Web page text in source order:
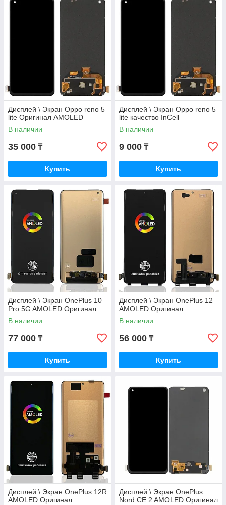
Дисплей \ Экран Oppo reno 5
lite Оригинал AMOLED
В наличии
35 000 ₸
Купить
Дисплей \ Экран Oppo reno 5
lite качество InCell
В наличии
9 000 ₸
Купить
Дисплей \ Экран OnePlus 10
Pro 5G AMOLED Оригинал
В наличии
77 000 ₸
Купить
Дисплей \ Экран OnePlus 12
AMOLED Оригинал
В наличии
56 000 ₸
Купить
Дисплей \ Экран OnePlus 12R
AMOLED Оригинал
Дисплей \ Экран OnePlus
Nord CE 2 AMOLED Оригинал